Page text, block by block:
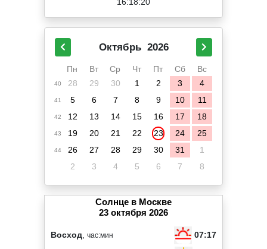
Октябрь 2026
Пн Вт Ср Чт Пт Сб Вс
40 28 29 30 1 2 3 4
41 5 6 7 8 9 10 11
42 12 13 14 15 16 17 18
43 19 20 21 22 23 24 25
44 26 27 28 29 30 31
1
2
3 4 5 6 7 8
Солнце в Москве
23 октября 2026
Восход час:мин 07:17